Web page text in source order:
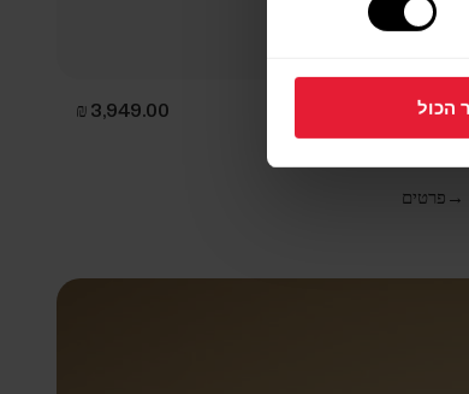
הכול
Polar Grit X2 Pro
לשימוש בשטח
→ פרטים